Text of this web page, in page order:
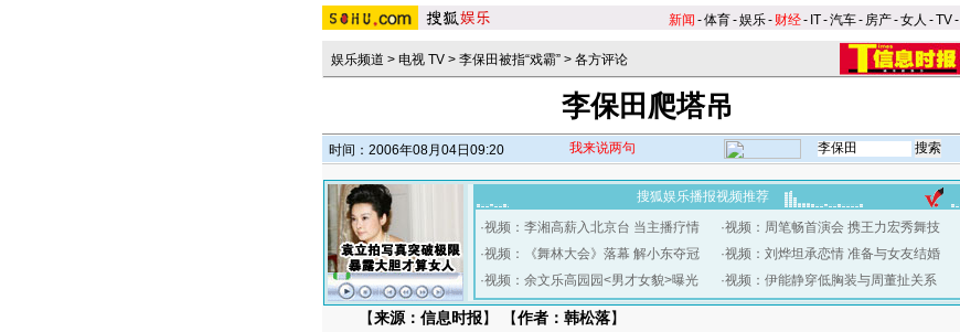
新闻 -体育-娱乐- 财经- IT-汽车- 房产-女人 -TV-
娱乐频道 > 电视 TV > 李保田被指“戏霸” > 各方评论
李保田爬塔吊
时间：2006年08月04日09:20 我来说两句
搜狐娱乐播报视频推荐
·视频：李湘高薪入北京台 当主播疗情
·视频：《舞林大会》落幕 解小东夺冠
·视频：余文乐高园园<男才女貌>曝光
·视频：周笔畅首演会 携王力宏秀舞技
·视频：刘烨坦承恋情 准备与女友结婚
·视频：伊能静穿低胸装与周董扯关系
【来源：信息时报】 【作者：韩松落】